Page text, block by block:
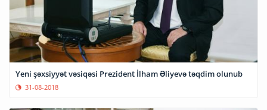
Yeni şəxsiyyət vəsiqəsi Prezident İlham Əliyevə təqdim olunub
31-08-2018